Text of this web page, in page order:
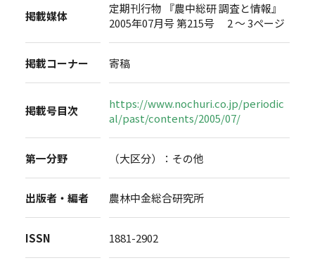
掲載媒体
定期刊行物 『農中総研 調査と情報』
2005年07月号 第215号 2 ～ 3ページ
掲載コーナー 寄稿
掲載号目次
https://www.nochuri.co.jp/periodic
al/past/contents/2005/07/
第一分野 （大区分）：その他
出版者・編者 農林中金総合研究所
ISSN 1881-2902